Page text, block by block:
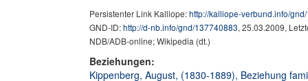
Persistenter Link Kalliope:http://kalliope-verbund.info/
GND-ID:http://d-nb.info/gnd/137740883, 25.03.2009,
NDB/ADB-online; Wikipedia (dt.)
Beziehungen:
Kippenberg, August, (1830-1889), Beziehung